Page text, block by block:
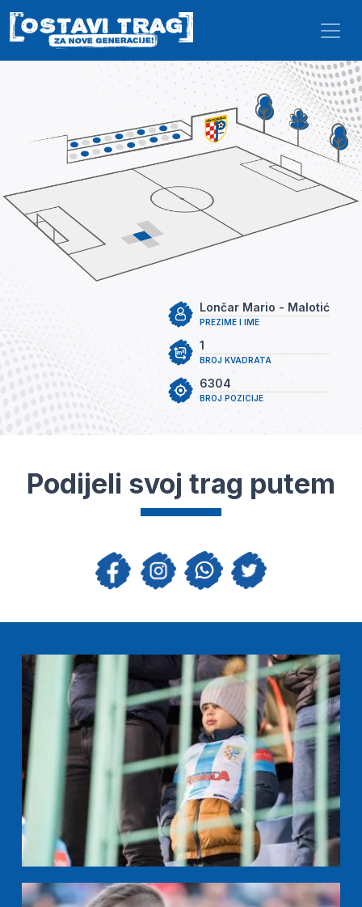
Skip to main content
PREZIME I IME
Lončar Mario - Malotić
BROJ KVADRATA
1
BROJ POZICIJE
6304
Podijeli svoj trag putem